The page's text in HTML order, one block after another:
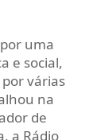
uma
e social,
várias
na
de
a Rádio